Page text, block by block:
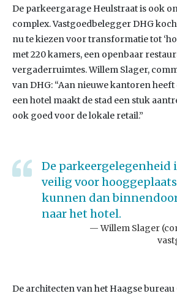
De parkeergarage Heulstraat is ook
complex. Vastgoedbelegger DHG
nu te kiezen voor transformatie tot
met 220 kamers, een openbaar
vergaderruimtes. Willem Slager,
van DHG: “Aan nieuwe kantoren
een hotel maakt de stad een stuk
ook goed voor de lokale retail.”
De parkeergelegenheid
veilig voor
kunnen dan
naar het hotel.
Willem Slager
De architecten van het Haagse bureau